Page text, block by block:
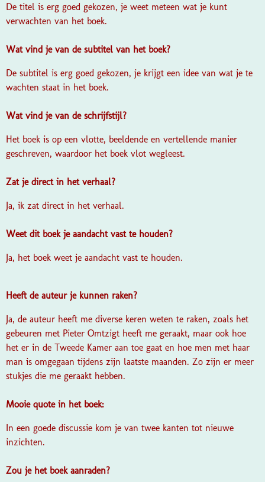
De titel is erg goed gekozen, je weet meteen wat je kunt
verwachten van het boek.
Wat vind je van de subtitel van het boek?
De subtitel is erg goed gekozen, je krijgt een idee van wat je te
wachten staat in het boek.
Wat vind je van de schrijfstijl?
Het boek is op een vlotte, beeldende en vertellende manier
geschreven, waardoor het boek vlot wegleest.
Zat je direct in het verhaal?
Ja, ik zat direct in het verhaal.
Weet dit boek je aandacht vast te houden?
Ja, het boek weet je aandacht vast te houden.
Heeft de auteur je kunnen raken?
Ja, de auteur heeft me diverse keren weten te raken, zoals het
gebeuren met Pieter Omtzigt heeft me geraakt, maar ook hoe
het er in de Tweede Kamer aan toe gaat en hoe men met haar
man is omgegaan tijdens zijn laatste maanden. Zo zijn er meer
stukjes die me geraakt hebben.
Mooie quote in het boek:
In een goede discussie kom je van twee kanten tot nieuwe
inzichten.
Zou je het boek aanraden?